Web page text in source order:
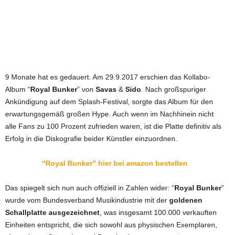
9 Monate hat es gedauert. Am 29.9.2017 erschien das Kollabo-
Album “Royal Bunker” von Savas &Sido. Nach großspuriger
Ankündigung auf dem Splash-Festival, sorgte das Album für den
erwartungsgemäß großen Hype. Auch wenn im Nachhinein nicht
alle Fans zu 100 Prozent zufrieden waren, ist die Platte definitiv als
Erfolg in die Diskografie beider Künstler einzuordnen.
“Royal Bunker” hier bei amazon bestellen
Das spiegelt sich nun auch offiziell in Zahlen wider: “Royal Bunker”
wurde vom Bundesverband Musikindustrie mit der goldenen
Schallplatte ausgezeichnet, was insgesamt 100.000 verkauften
Einheiten entspricht, die sich sowohl aus physischen Exemplaren,